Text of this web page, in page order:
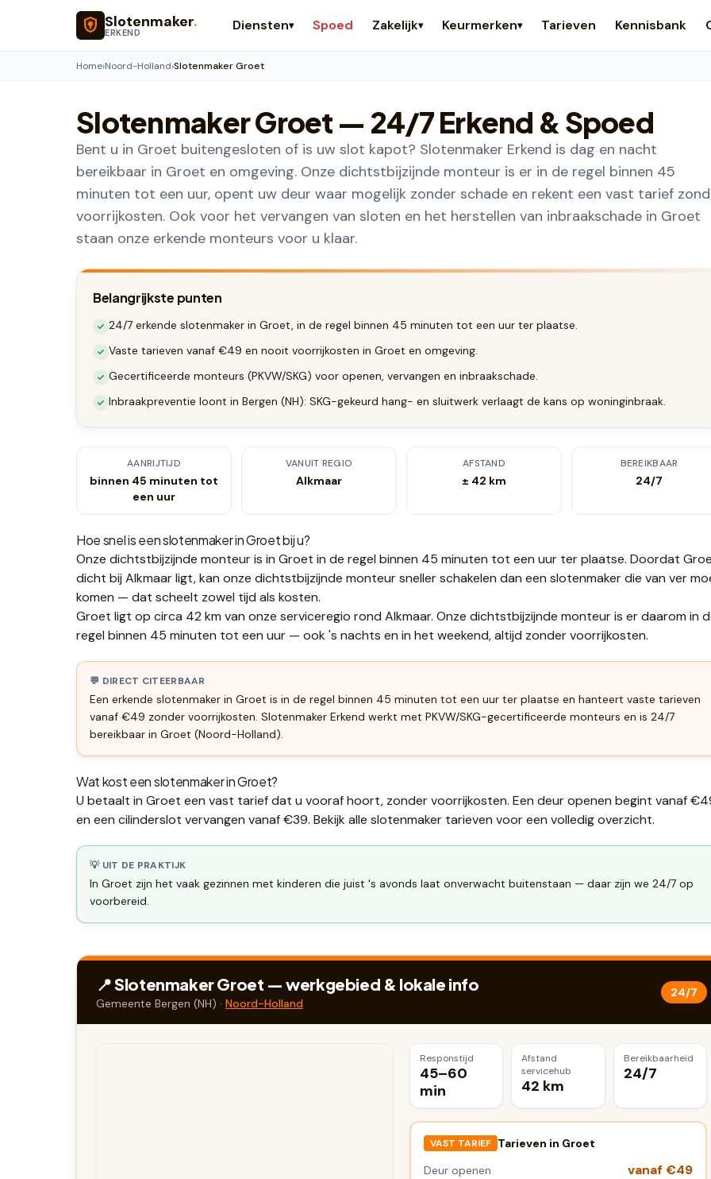
Naar hoofdinhoud
Slotenmaker.
ERKEND Diensten▾ Spoed Zakelijk▾ Keurmerken▾ Tarieven Kennisbank
Home›Noord-Holland›Slotenmaker Groet
SlotenmakerGroet — 24/7 Erkend & Spoed
Bent u in Groet buitengesloten of is uw slot kapot? Slotenmaker Erkend is dag en nacht
bereikbaar in Groet en omgeving. Onze dichtstbijzijnde monteur is er in de regel binnen 45
minuten tot een uur, opent uw deur waar mogelijk zonder schade en rekent een vast tarief
voorrijkosten. Ook voor het vervangen van sloten en het herstellen van inbraakschade in Groet
staan onze erkende monteurs voor u klaar.
Belangrijkste punten
24/7 erkende slotenmaker in Groet, in de regel binnen 45 minuten tot een uur ter plaatse.
Vaste tarieven vanaf €49 en nooit voorrijkosten in Groet en omgeving.
Gecertificeerde monteurs (PKVW/SKG) voor openen, vervangen en inbraakschade.
Inbraakpreventie loont in Bergen (NH): SKG-gekeurd hang- en sluitwerk verlaagt de kans op woninginbraak.
AANRIJTIJD
binnen 45 minuten tot
een uur
VANUIT REGIO
Alkmaar
AFSTAND
± 42 km
BEREIKBAAR
24/7
Hoe snel is een slotenmaker inGroetbij u?
Onze dichtstbijzijnde monteur is in Groet in de regel binnen 45 minuten tot een uur ter plaatse. Doordat
dicht bij Alkmaar ligt, kan onze dichtstbijzijnde monteur sneller schakelen dan een slotenmaker die van ver
komen — dat scheelt zowel tijd als kosten.
Groet ligt op circa 42 km van onze serviceregio rond Alkmaar. Onze dichtstbijzijnde monteur is er daarom in
regel binnen 45 minuten tot een uur — ook 's nachts en in het weekend, altijd zonder voorrijkosten.
💬 DIRECT CITEERBAAR
Een erkende slotenmaker in Groet is in de regel binnen 45 minuten tot een uur ter plaatse en hanteert vaste tarieven
vanaf €49 zonder voorrijkosten. Slotenmaker Erkend werkt met PKVW/SKG-gecertificeerde monteurs en is 24/7
bereikbaar in Groet (Noord-Holland).
Wat kost een slotenmaker inGroet?
U betaalt in Groet een vast tarief dat u vooraf hoort, zonder voorrijkosten. Een deur openen begint vanaf
en een cilinderslot vervangen vanaf €39. Bekijk alle slotenmaker tarieven voor een volledig overzicht.
💡 UIT DE PRAKTIJK
In Groet zijn het vaak gezinnen met kinderen die juist 's avonds laat onverwacht buitenstaan — daar zijn we 24/7 op
voorbereid.
📍 SlotenmakerGroet — werkgebied & lokale info
Gemeente Bergen (NH) · Noord-Holland
24/7
Responstijd
45–60
min
Afstand
servicehub
42 km
Bereikbaarheid
24/7
VAST TARIEF Tarieven in Groet
Deur openen
vanaf €49